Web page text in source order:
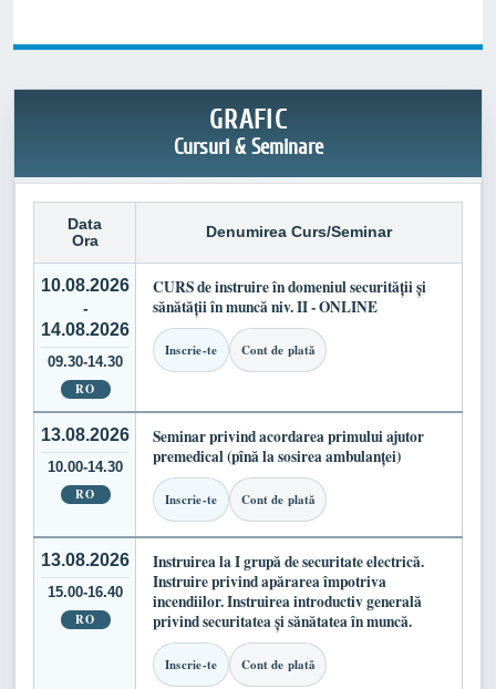
GRAFIC
Cursuri & Seminare
Data
Ora
Denumirea Curs/Seminar
10.08.2026
-
14.08.2026
09.30-14.30
RO
CURS de instruire în domeniul securității și
sănătății în muncă niv. II - ONLINE
Inscrie-te Cont de plată
13.08.2026
10.00-14.30
RO
Seminar privind acordarea primului ajutor
premedical (pînă la sosirea ambulanței)
Inscrie-te Cont de plată
13.08.2026
15.00-16.40
RO
Instruirea la I grupă de securitate electrică.
Instruire privind apărarea împotriva
incendiilor. Instruirea introductiv generală
privind securitatea și sănătatea în muncă.
Inscrie-te Cont de plată